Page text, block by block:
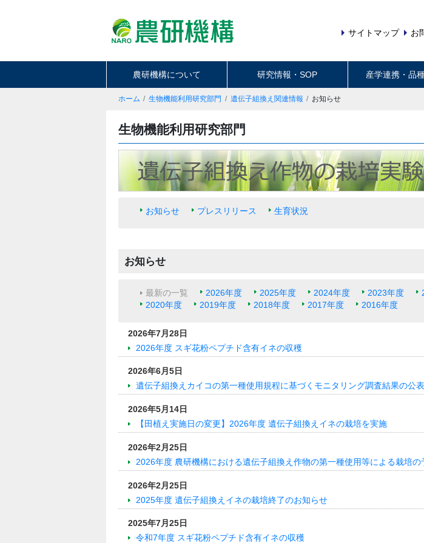
サイトマップ お
農研機構について 研究情報・SOP 産学連携・品
ホーム 生物機能利用研究部門 遺伝子組換え関連情報 お知らせ
生物機能利用研究部門
お知らせ プレスリリース 生育状況
お知らせ
最新の一覧 2026年度 2025年度 2024年度 2023年度
2020年度
2019年度 2018年度 2017年度 2016年度
2026年7月28日
2026年度 スギ花粉ペプチド含有イネの収穫
2026年6月5日
遺伝子組換えカイコの第一種使用規程に基づくモニタリング調査結果の公
2026年5月14日
【田植え実施日の変更】2026年度 遺伝子組換えイネの栽培を実施
2026年2月25日
2026年度 農研機構における遺伝子組換え作物の第一種使用等による栽培の
2026年2月25日
2025年度 遺伝子組換えイネの栽培終了のお知らせ
2025年7月25日
令和7年度 スギ花粉ペプチド含有イネの収穫